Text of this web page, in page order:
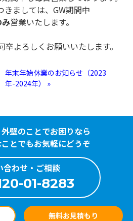
きましては、GW期間中
営業いたします。
よろしくお願いいたします。
年末年始休業のお知らせ（2023
年-2024年） »
壁のことでお困りなら
とでもお気軽にどうぞ
合わせ・ご相談
01-8283
無料お見積もり